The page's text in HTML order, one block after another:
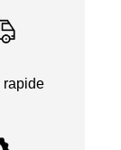
rapide